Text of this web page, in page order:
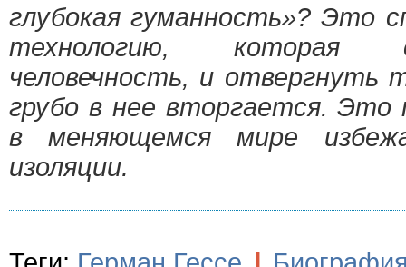
глубокая гуманность»? Это
технологию, которая
человечность, и отвергнуть
грубо в нее вторгается. Это
в меняющемся мире
изоляции.